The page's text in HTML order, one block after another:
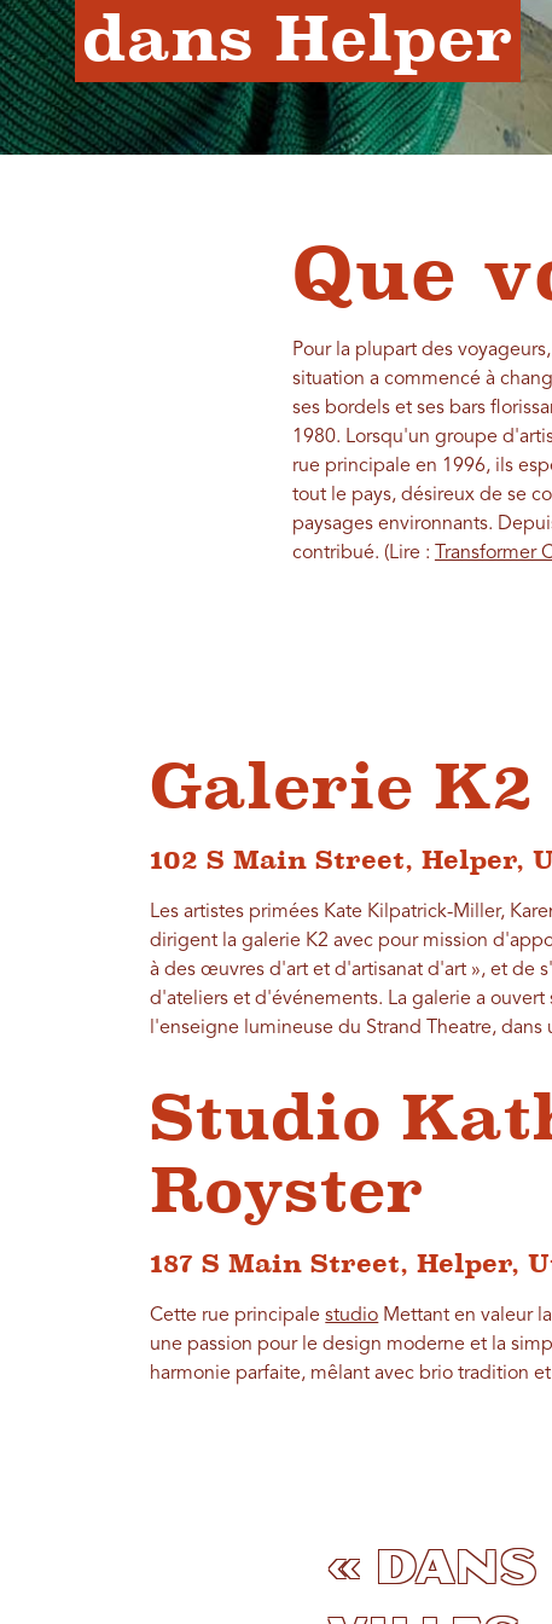
dans Helper
Que
Pour la plupart des voyageurs,
situation a commencé à
ses bordels et ses bars
1980. Lorsqu'un groupe
rue principale en 1996, ils
tout le pays, désireux de se
paysages environnants.
contribué. (Lire : Transformer
Galerie K2
102 S Main Street,Helper,
Les artistes primées Kate Kilpatrick-Miller,
dirigent la galerie K2 avec pour mission
à des œuvres d'art et d'artisanat d'art », et de
d'ateliers et d'événements. La galerie a ouvert
l'enseigne lumineuse du Strand Theatre, dans
Studio
Royster
187 S Main Street, Helper,
Cette rue principalestudio Mettant en valeur
une passion pour le design moderne et la
harmonie parfaite, mêlant avec brio tradition
«